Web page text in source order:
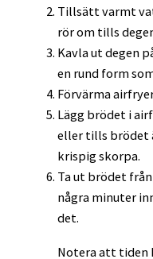
Tillsätt varmt
rör om tills
Kavla ut degen
en rund form
Förvärma
Lägg brödet i
eller tills brödet
krispig skorpa.
Ta ut brödet
några minuter
det.
Notera att tiden